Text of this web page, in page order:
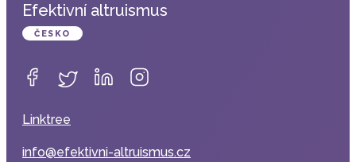
Efektivní altruismus
ČESKO
Linktree
info@efektivni-altruismus.cz